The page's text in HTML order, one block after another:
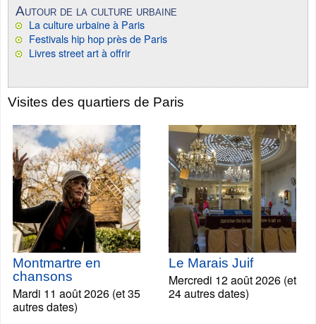
Autour de la culture urbaine
La culture urbaine à Paris
Festivals hip hop près de Paris
Livres street art à offrir
Visites des quartiers de Paris
Montmartre en
chansons
Mardi 11 août 2026 (et 35
autres dates)
Le Marais Juif
Mercredi 12 août 2026 (et
24 autres dates)